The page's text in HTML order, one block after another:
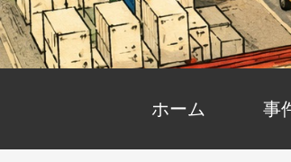
ホーム 事